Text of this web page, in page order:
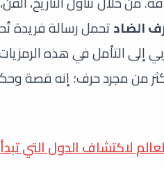
الضادتحمل رسالة فريدة
إلى التأمل في هذه
من مجرد حرف؛ إنه قصة
لاكتشاف الدول التي